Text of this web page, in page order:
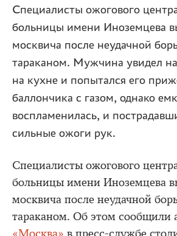
Специалисты ожогового
больницы имени Иноземцева
москвича после неудачной
тараканом. Мужчина увидел
на кухне и попытался его
баллончика с газом, однако
воспламенилась, и
сильные ожоги рук.
Специалисты ожогового
больницы имени Иноземцева
москвича после неудачной
тараканом. Об этом сообщили